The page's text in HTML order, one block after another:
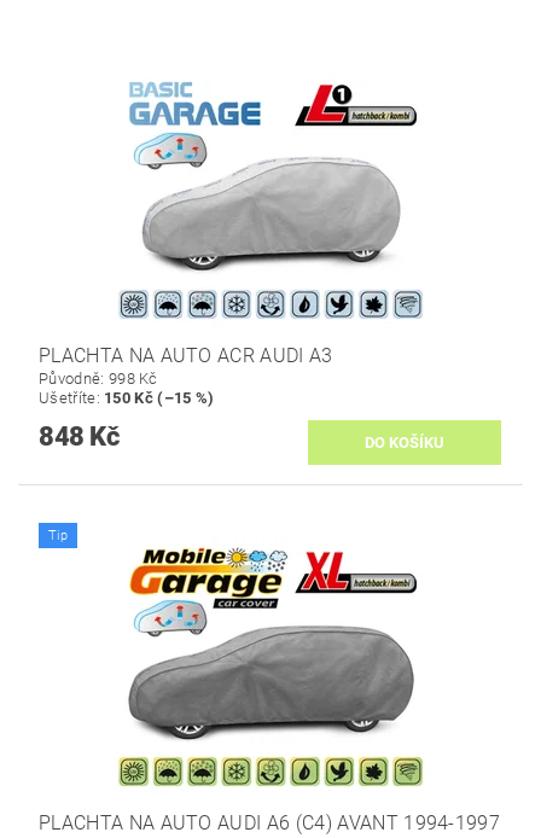
PLACHTA NA AUTO ACR AUDI A3
Původně: 998 Kč
Ušetříte: 150 Kč (–15 %)
848 Kč
Tip
PLACHTA NA AUTO AUDI A6 (C4) AVANT 1994-1997